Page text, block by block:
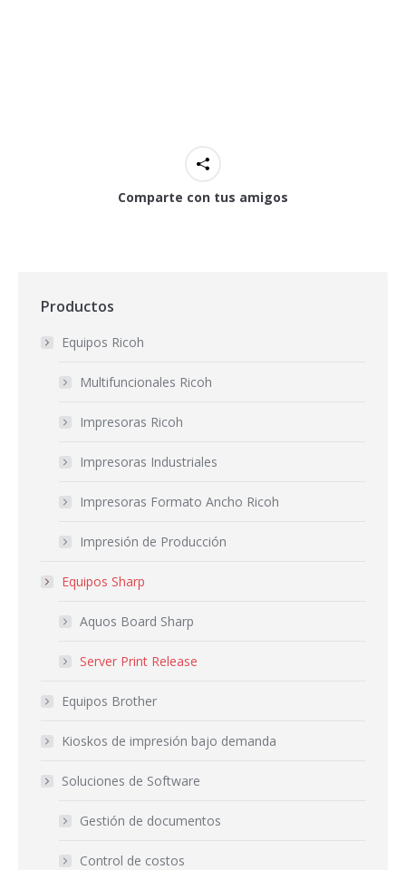
Comparte con tus amigos
Productos
Equipos Ricoh
Multifuncionales Ricoh
Impresoras Ricoh
Impresoras Industriales
Impresoras Formato Ancho Ricoh
Impresión de Producción
Equipos Sharp
Aquos Board Sharp
Server Print Release
Equipos Brother
Kioskos de impresión bajo demanda
Soluciones de Software
Gestión de documentos
Control de costos